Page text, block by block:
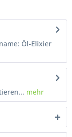
Öl-Elixier
mehr